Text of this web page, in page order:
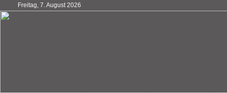
Freitag, 7. August 2026